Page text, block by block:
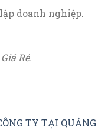
doanh nghiệp.
Rẻ.
TY TẠI QUẢNG